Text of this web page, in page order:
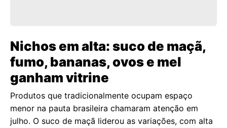
Nichos em alta: suco de maçã,
fumo, bananas, ovos e mel
ganham vitrine
Produtos que tradicionalmente ocupam espaço
menor na pauta brasileira chamaram atenção em
julho. O suco de maçã liderou as variações, com alta